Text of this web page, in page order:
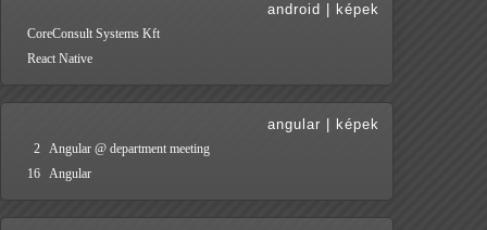
android képek
CoreConsult Systems Kft
React Native
angular képek
2 Angular @ department meeting
16 Angular